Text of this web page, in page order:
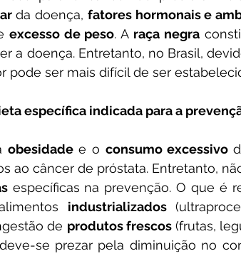
da doença, fatores hormonais e
excesso de peso. A raça negra
a doença. Entretanto, no Brasil,
pode ser mais difícil de ser
específica indicada para a
obesidade e o consumo excessivo
ao câncer de próstata. Entretanto,
específicas na prevenção. O que é
industrializados
de produtos frescos (frutas,
se prezar pela diminuição no